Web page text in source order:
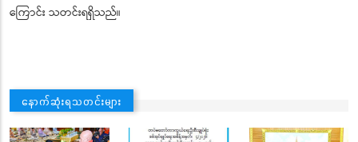
ကြောင်း သတင်းရရှိသည်။
နောက်ဆုံးရသတင်းများ